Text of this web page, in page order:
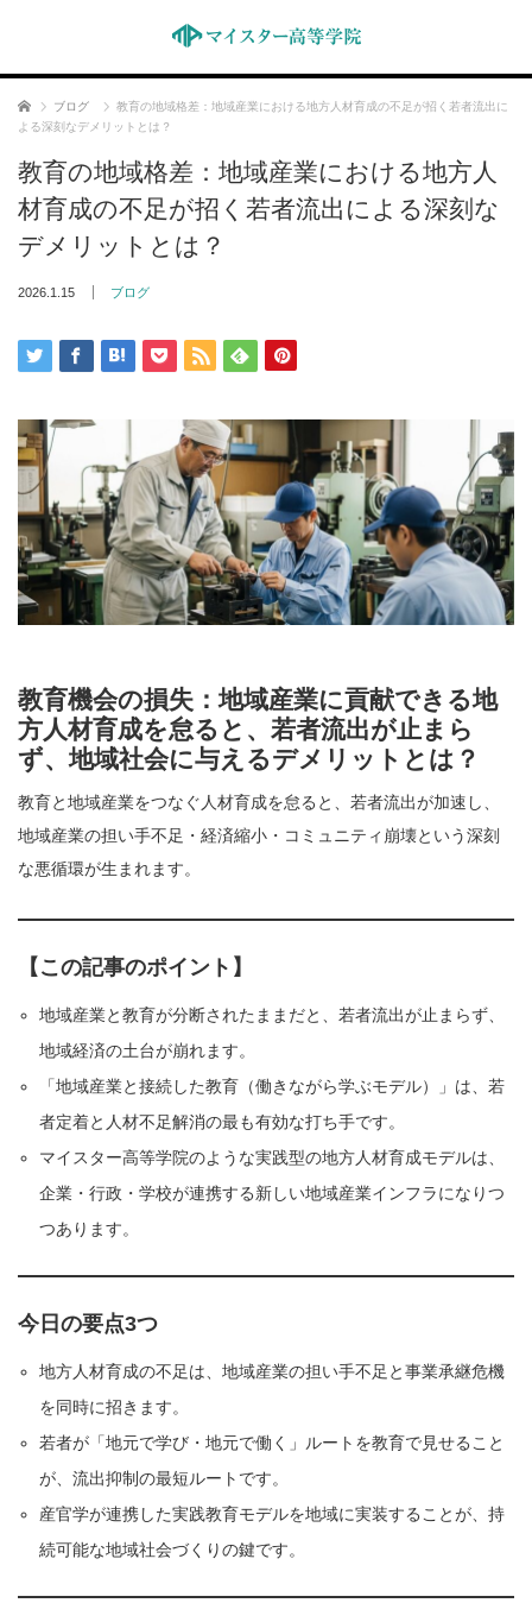
ホーム ブログ
教育の地域格差：地域産業における地方人材育成の不足が招く若者流出に
よる深刻なデメリットとは？
教育の地域格差：地域産業における地方人
材育成の不足が招く若者流出による深刻な
デメリットとは？
2026.1.15 ブログ
教育機会の損失：地域産業に貢献できる地
方人材育成を怠ると、若者流出が止まら
ず、地域社会に与えるデメリットとは？
教育と地域産業をつなぐ人材育成を怠ると、若者流出が加速し、
地域産業の担い手不足・経済縮小・コミュニティ崩壊という深刻
な悪循環が生まれます。
【この記事のポイント】
地域産業と教育が分断されたままだと、若者流出が止まらず、
地域経済の土台が崩れます。
「地域産業と接続した教育（働きながら学ぶモデル）」は、若
者定着と人材不足解消の最も有効な打ち手です。
マイスター高等学院のような実践型の地方人材育成モデルは、
企業・行政・学校が連携する新しい地域産業インフラになりつ
つあります。
今日の要点3つ
地方人材育成の不足は、地域産業の担い手不足と事業承継危機
を同時に招きます。
若者が「地元で学び・地元で働く」ルートを教育で見せること
が、流出抑制の最短ルートです。
産官学が連携した実践教育モデルを地域に実装することが、持
続可能な地域社会づくりの鍵です。